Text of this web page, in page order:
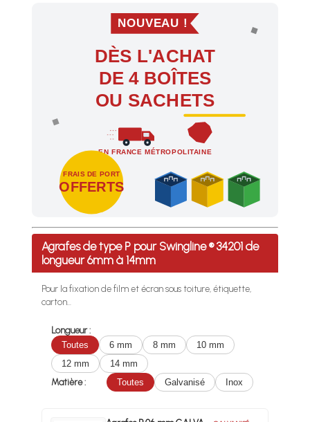
NOUVEAU !
DÈS L'ACHAT
DE 4 BOÎTES
OU SACHETS
EN FRANCE MÉTROPOLITAINE
FRAIS DE PORT
OFFERTS
Profitez des Frais de port offerts en France
Agrafes de type P pour Swingline ® 34201 de
longueur 6mm à 14mm
Pour la fixation de film et écran sous toiture, étiquette,
carton...
Longueur :
Toutes
6 mm 8 mm
10 mm
12 mm
14 mm
Matière :
Toutes Galvanisé Inox